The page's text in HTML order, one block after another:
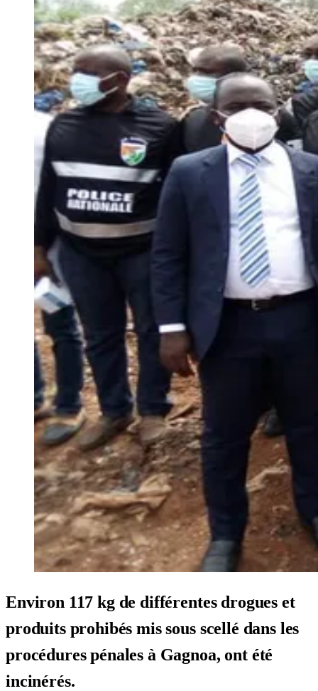
Environ 117 kg de différentes drogues et
produits prohibés mis sous scellé dans les
procédures pénales à Gagnoa, ont été
incinérés.